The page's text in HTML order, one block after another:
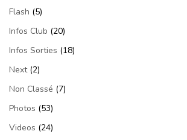
Flash (5)
Infos Club (20)
Infos Sorties (18)
Next(2)
Non Classé (7)
Photos (53)
Videos (24)